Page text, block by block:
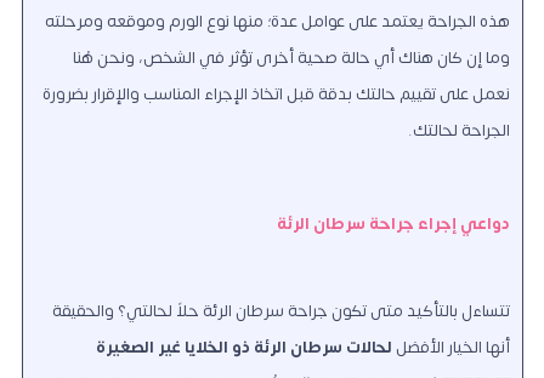
هذه الجراحة يعتمد على عوامل عدة؛ منها نوع الورم وموقعه ومرحلته
وما إن كان هناك أي حالة صحية أخرى تؤثر في الشخص، ونحن هُنا
نعمل على تقييم حالتك بدقة قبل اتخاذ الإجراء المناسب والإقرار بضرورة
الجراحة لحالتك.
دواعي إجراء جراحة سرطان الرئة
تتساءل بالتأكيد متى تكون جراحة سرطان الرئة حلاً لحالتي؟ والحقيقة
أنها الخيار الأفضل لحالات سرطان الرئة ذو الخلايا غير الصغيرة